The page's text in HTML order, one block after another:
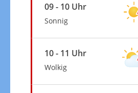
09 - 10 Uhr
Sonnig
10 - 11 Uhr
Wolkig